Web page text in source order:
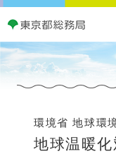
環境省 地球環
地球温暖